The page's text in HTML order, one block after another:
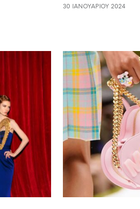
30 ΙΑΝΟΥΑΡΊΟΥ 2024